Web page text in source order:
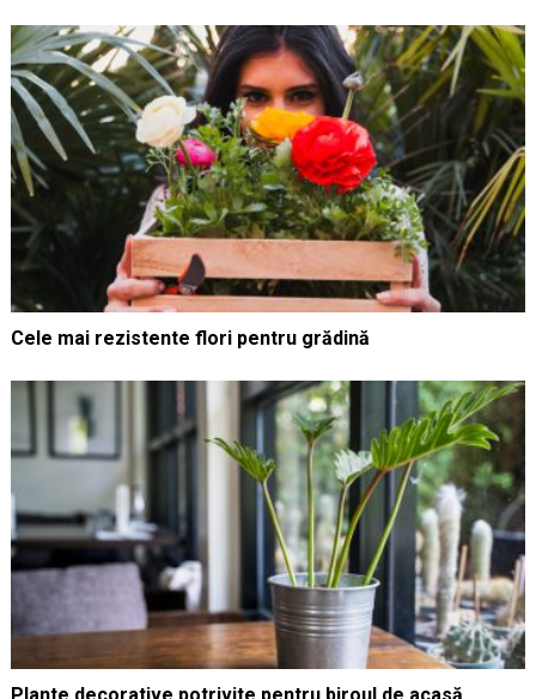
Cele mai rezistente flori pentru grădină